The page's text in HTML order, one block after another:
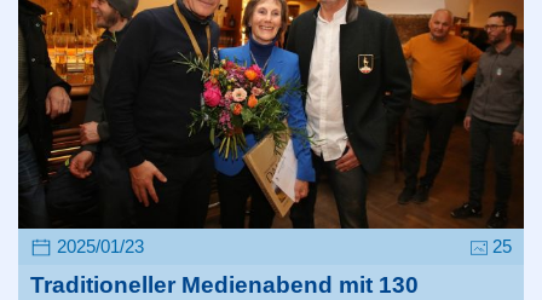
2025/01/23 25
Traditioneller Medienabend mit 130